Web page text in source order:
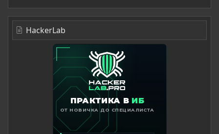
HackerLab